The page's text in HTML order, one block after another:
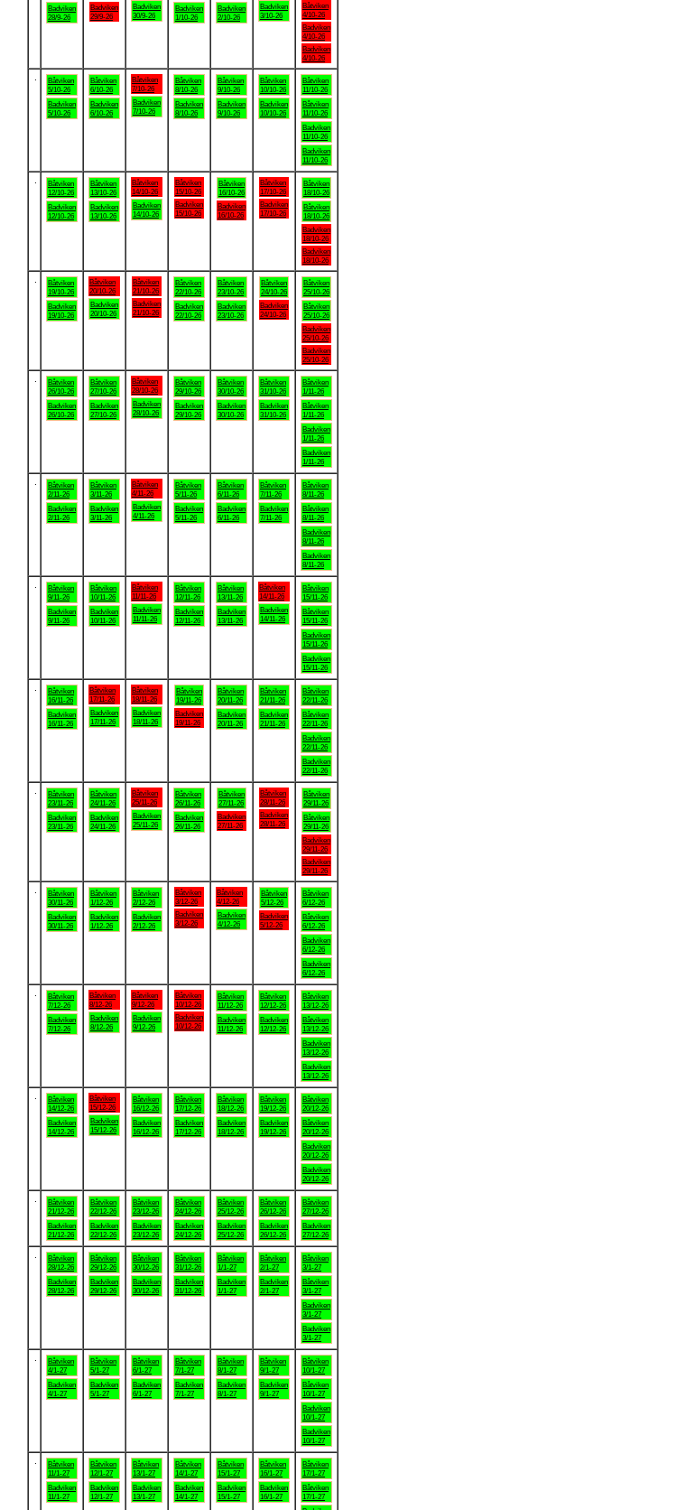
Badviken
28/9-26
Badviken
29/9-26
Badviken
30/9-26
Badviken
1/10-26
Badviken
2/10-26
Badviken
3/10-26
Båtviken
4/10-26
Badviken
4/10-26
Badviken
4/10-26
Båtviken
5/10-26
Badviken
5/10-26
Båtviken
6/10-26
Badviken
6/10-26
Båtviken
7/10-26
Badviken
7/10-26
Båtviken
8/10-26
Badviken
8/10-26
Båtviken
9/10-26
Badviken
9/10-26
Båtviken
10/10-26
Badviken
10/10-26
Båtviken
11/10-26
Båtviken
11/10-26
Badviken
11/10-26
Badviken
11/10-26
Båtviken
12/10-26
Badviken
12/10-26
Båtviken
13/10-26
Badviken
13/10-26
Båtviken
14/10-26
Badviken
14/10-26
Båtviken
15/10-26
Badviken
15/10-26
Båtviken
16/10-26
Badviken
16/10-26
Båtviken
17/10-26
Badviken
17/10-26
Båtviken
18/10-26
Båtviken
18/10-26
Badviken
18/10-26
Badviken
18/10-26
Båtviken
19/10-26
Badviken
19/10-26
Båtviken
20/10-26
Badviken
20/10-26
Båtviken
21/10-26
Badviken
21/10-26
Båtviken
22/10-26
Badviken
22/10-26
Båtviken
23/10-26
Badviken
23/10-26
Båtviken
24/10-26
Badviken
24/10-26
Båtviken
25/10-26
Båtviken
25/10-26
Badviken
25/10-26
Badviken
25/10-26
Båtviken
26/10-26
Badviken
26/10-26
Båtviken
27/10-26
Badviken
27/10-26
Båtviken
28/10-26
Badviken
28/10-26
Båtviken
29/10-26
Badviken
29/10-26
Båtviken
30/10-26
Badviken
30/10-26
Båtviken
31/10-26
Badviken
31/10-26
Båtviken
1/11-26
Båtviken
1/11-26
Badviken
1/11-26
Badviken
1/11-26
Båtviken
2/11-26
Badviken
2/11-26
Båtviken
3/11-26
Badviken
3/11-26
Båtviken
4/11-26
Badviken
4/11-26
Båtviken
5/11-26
Badviken
5/11-26
Båtviken
6/11-26
Badviken
6/11-26
Båtviken
7/11-26
Badviken
7/11-26
Båtviken
8/11-26
Båtviken
8/11-26
Badviken
8/11-26
Badviken
8/11-26
Båtviken
9/11-26
Badviken
9/11-26
Båtviken
10/11-26
Badviken
10/11-26
Båtviken
11/11-26
Badviken
11/11-26
Båtviken
12/11-26
Badviken
12/11-26
Båtviken
13/11-26
Badviken
13/11-26
Båtviken
14/11-26
Badviken
14/11-26
Båtviken
15/11-26
Båtviken
15/11-26
Badviken
15/11-26
Badviken
15/11-26
Båtviken
16/11-26
Badviken
16/11-26
Båtviken
17/11-26
Badviken
17/11-26
Båtviken
18/11-26
Badviken
18/11-26
Båtviken
19/11-26
Badviken
19/11-26
Båtviken
20/11-26
Badviken
20/11-26
Båtviken
21/11-26
Badviken
21/11-26
Båtviken
22/11-26
Båtviken
22/11-26
Badviken
22/11-26
Badviken
22/11-26
Båtviken
23/11-26
Badviken
23/11-26
Båtviken
24/11-26
Badviken
24/11-26
Båtviken
25/11-26
Badviken
25/11-26
Båtviken
26/11-26
Badviken
26/11-26
Båtviken
27/11-26
Badviken
27/11-26
Båtviken
28/11-26
Badviken
28/11-26
Båtviken
29/11-26
Båtviken
29/11-26
Badviken
29/11-26
Badviken
29/11-26
Båtviken
30/11-26
Badviken
30/11-26
Båtviken
1/12-26
Badviken
1/12-26
Båtviken
2/12-26
Badviken
2/12-26
Båtviken
3/12-26
Badviken
3/12-26
Båtviken
4/12-26
Badviken
4/12-26
Båtviken
5/12-26
Badviken
5/12-26
Båtviken
6/12-26
Båtviken
6/12-26
Badviken
6/12-26
Badviken
6/12-26
Båtviken
7/12-26
Badviken
7/12-26
Båtviken
8/12-26
Badviken
8/12-26
Båtviken
9/12-26
Badviken
9/12-26
Båtviken
10/12-26
Badviken
10/12-26
Båtviken
11/12-26
Badviken
11/12-26
Båtviken
12/12-26
Badviken
12/12-26
Båtviken
13/12-26
Båtviken
13/12-26
Badviken
13/12-26
Badviken
13/12-26
Båtviken
14/12-26
Badviken
14/12-26
Båtviken
15/12-26
Badviken
15/12-26
Båtviken
16/12-26
Badviken
16/12-26
Båtviken
17/12-26
Badviken
17/12-26
Båtviken
18/12-26
Badviken
18/12-26
Båtviken
19/12-26
Badviken
19/12-26
Båtviken
20/12-26
Båtviken
20/12-26
Badviken
20/12-26
Badviken
20/12-26
Båtviken
21/12-26
Badviken
21/12-26
Båtviken
22/12-26
Badviken
22/12-26
Båtviken
23/12-26
Badviken
23/12-26
Båtviken
24/12-26
Badviken
24/12-26
Båtviken
25/12-26
Badviken
25/12-26
Båtviken
26/12-26
Badviken
26/12-26
Båtviken
27/12-26
Badviken
27/12-26
Båtviken
28/12-26
Badviken
28/12-26
Båtviken
29/12-26
Badviken
29/12-26
Båtviken
30/12-26
Badviken
30/12-26
Båtviken
31/12-26
Badviken
31/12-26
Båtviken
1/1-27
Badviken
1/1-27
Båtviken
2/1-27
Badviken
2/1-27
Båtviken
3/1-27
Båtviken
3/1-27
Badviken
3/1-27
Badviken
3/1-27
Båtviken
4/1-27
Badviken
4/1-27
Båtviken
5/1-27
Badviken
5/1-27
Båtviken
6/1-27
Badviken
6/1-27
Båtviken
7/1-27
Badviken
7/1-27
Båtviken
8/1-27
Badviken
8/1-27
Båtviken
9/1-27
Badviken
9/1-27
Båtviken
10/1-27
Båtviken
10/1-27
Badviken
10/1-27
Badviken
10/1-27
Båtviken
11/1-27
Badviken
11/1-27
Båtviken
12/1-27
Badviken
12/1-27
Båtviken
13/1-27
Badviken
13/1-27
Båtviken
14/1-27
Badviken
14/1-27
Båtviken
15/1-27
Badviken
15/1-27
Båtviken
16/1-27
Badviken
16/1-27
Båtviken
17/1-27
Båtviken
17/1-27